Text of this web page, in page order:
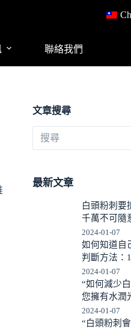
聯絡我們
文章搜尋
最新文章
白頭粉刺要
千萬不可隨
2024-01-07
如何知道自
判斷方法：
2024-01-07
“如何減少
您擁有水潤
2024-01-07
“白頭粉刺